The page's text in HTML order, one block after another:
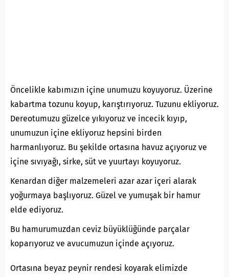
Öncelikle kabımızın içine unumuzu koyuyoruz. Üzerine
kabartma tozunu koyup, karıştırıyoruz. Tuzunu ekliyoruz.
Dereotumuzu güzelce yıkıyoruz ve incecik kıyıp,
unumuzun içine ekliyoruz hepsini birden
harmanlıyoruz. Bu şekilde ortasına havuz açıyoruz ve
içine sıvıyağı, sirke, süt ve yuurtayı koyuyoruz.
Kenardan diğer malzemeleri azar azar içeri alarak
yoğurmaya başlıyoruz. Güzel ve yumuşak bir hamur
elde ediyoruz.
Bu hamurumuzdan ceviz büyüklüğünde parçalar
koparıyoruz ve avucumuzun içinde açıyoruz.
Ortasına beyaz peynir rendesi koyarak elimizde